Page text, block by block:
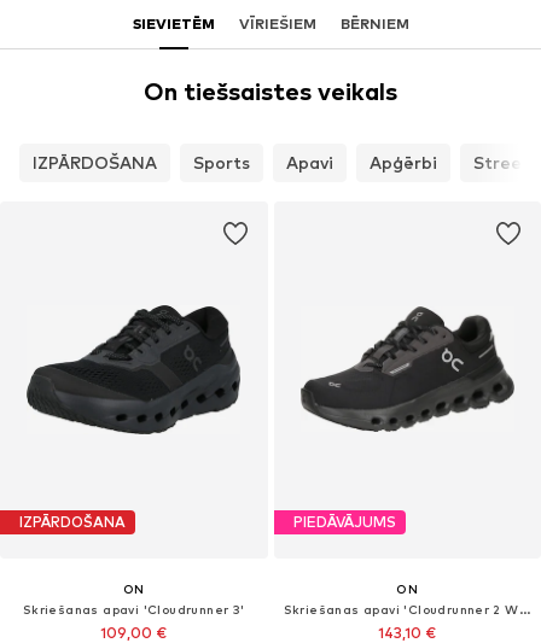
SIEVIETĒM VĪRIEŠIEM BĒRNIEM
On tiešsaistes veikals
IZPĀRDOŠANA Sports Apavi Apģērbi
IZPĀRDOŠANA
ON
Skriešanas apavi 'Cloudrunner 3'
109,00 €
PIEDĀVĀJUMS
ON
Skriešanas apavi 'Cloudrunner 2 Waterproof'
143,10 €